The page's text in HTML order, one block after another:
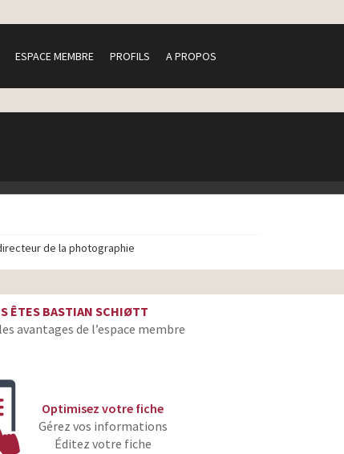
ESPACE MEMBRE PROFILS A PROPOS
de la photographie
ÊTES BASTIAN SCHIØTT
avantages de l’espace membre
Optimisez votre fiche
Gérez vos informations
Éditez votre fiche